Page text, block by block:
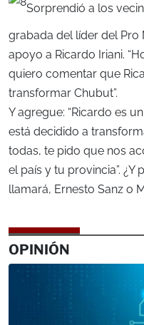
Sorprendió a los
grabada del líder del Pro
apoyo a Ricardo Iriani.
quiero comentar que
transformar Chubut”.
Y agregue: “Ricardo es
está decidido a
todas, te pido que nos
el país y tu provincia”.
llamará, Ernesto Sanz o
OPINIÓN